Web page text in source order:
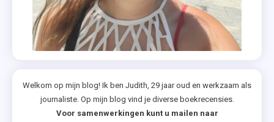
Welkom op mijn blog! Ik ben Judith, 29 jaar oud en werkzaam als
journaliste. Op mijn blog vind je diverse boekrecensies.
Voor samenwerkingen kunt u mailen naar